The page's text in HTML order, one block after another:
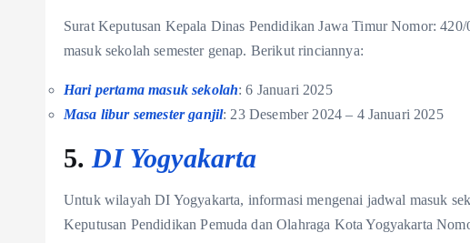
Surat Keputusan Kepala Dinas Pendidikan Jawa Timur Nomor:
masuk sekolah semester genap. Berikut rinciannya:
Hari pertama masuk sekolah: 6 Januari 2025
Masa libur semester ganjil: 23 Desember 2024 – 4 Januari 2025
5.DI Yogyakarta
Untuk wilayah DI Yogyakarta, informasi mengenai jadwal masuk
Keputusan Pendidikan Pemuda dan Olahraga Kota Yogyakarta